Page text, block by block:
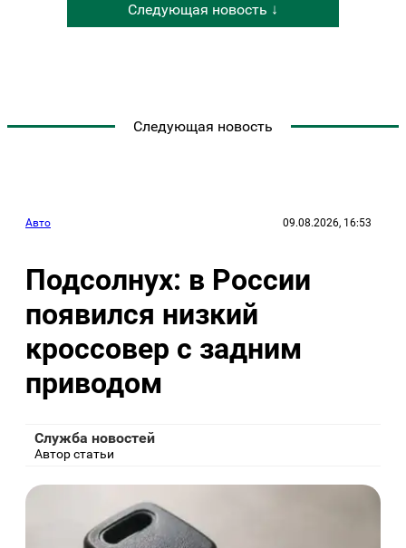
Следующая новость ↓
Следующая новость
Авто 09.08.2026, 16:53
Подсолнух: в России
появился низкий
кроссовер с задним
приводом
Служба новостей
Автор статьи